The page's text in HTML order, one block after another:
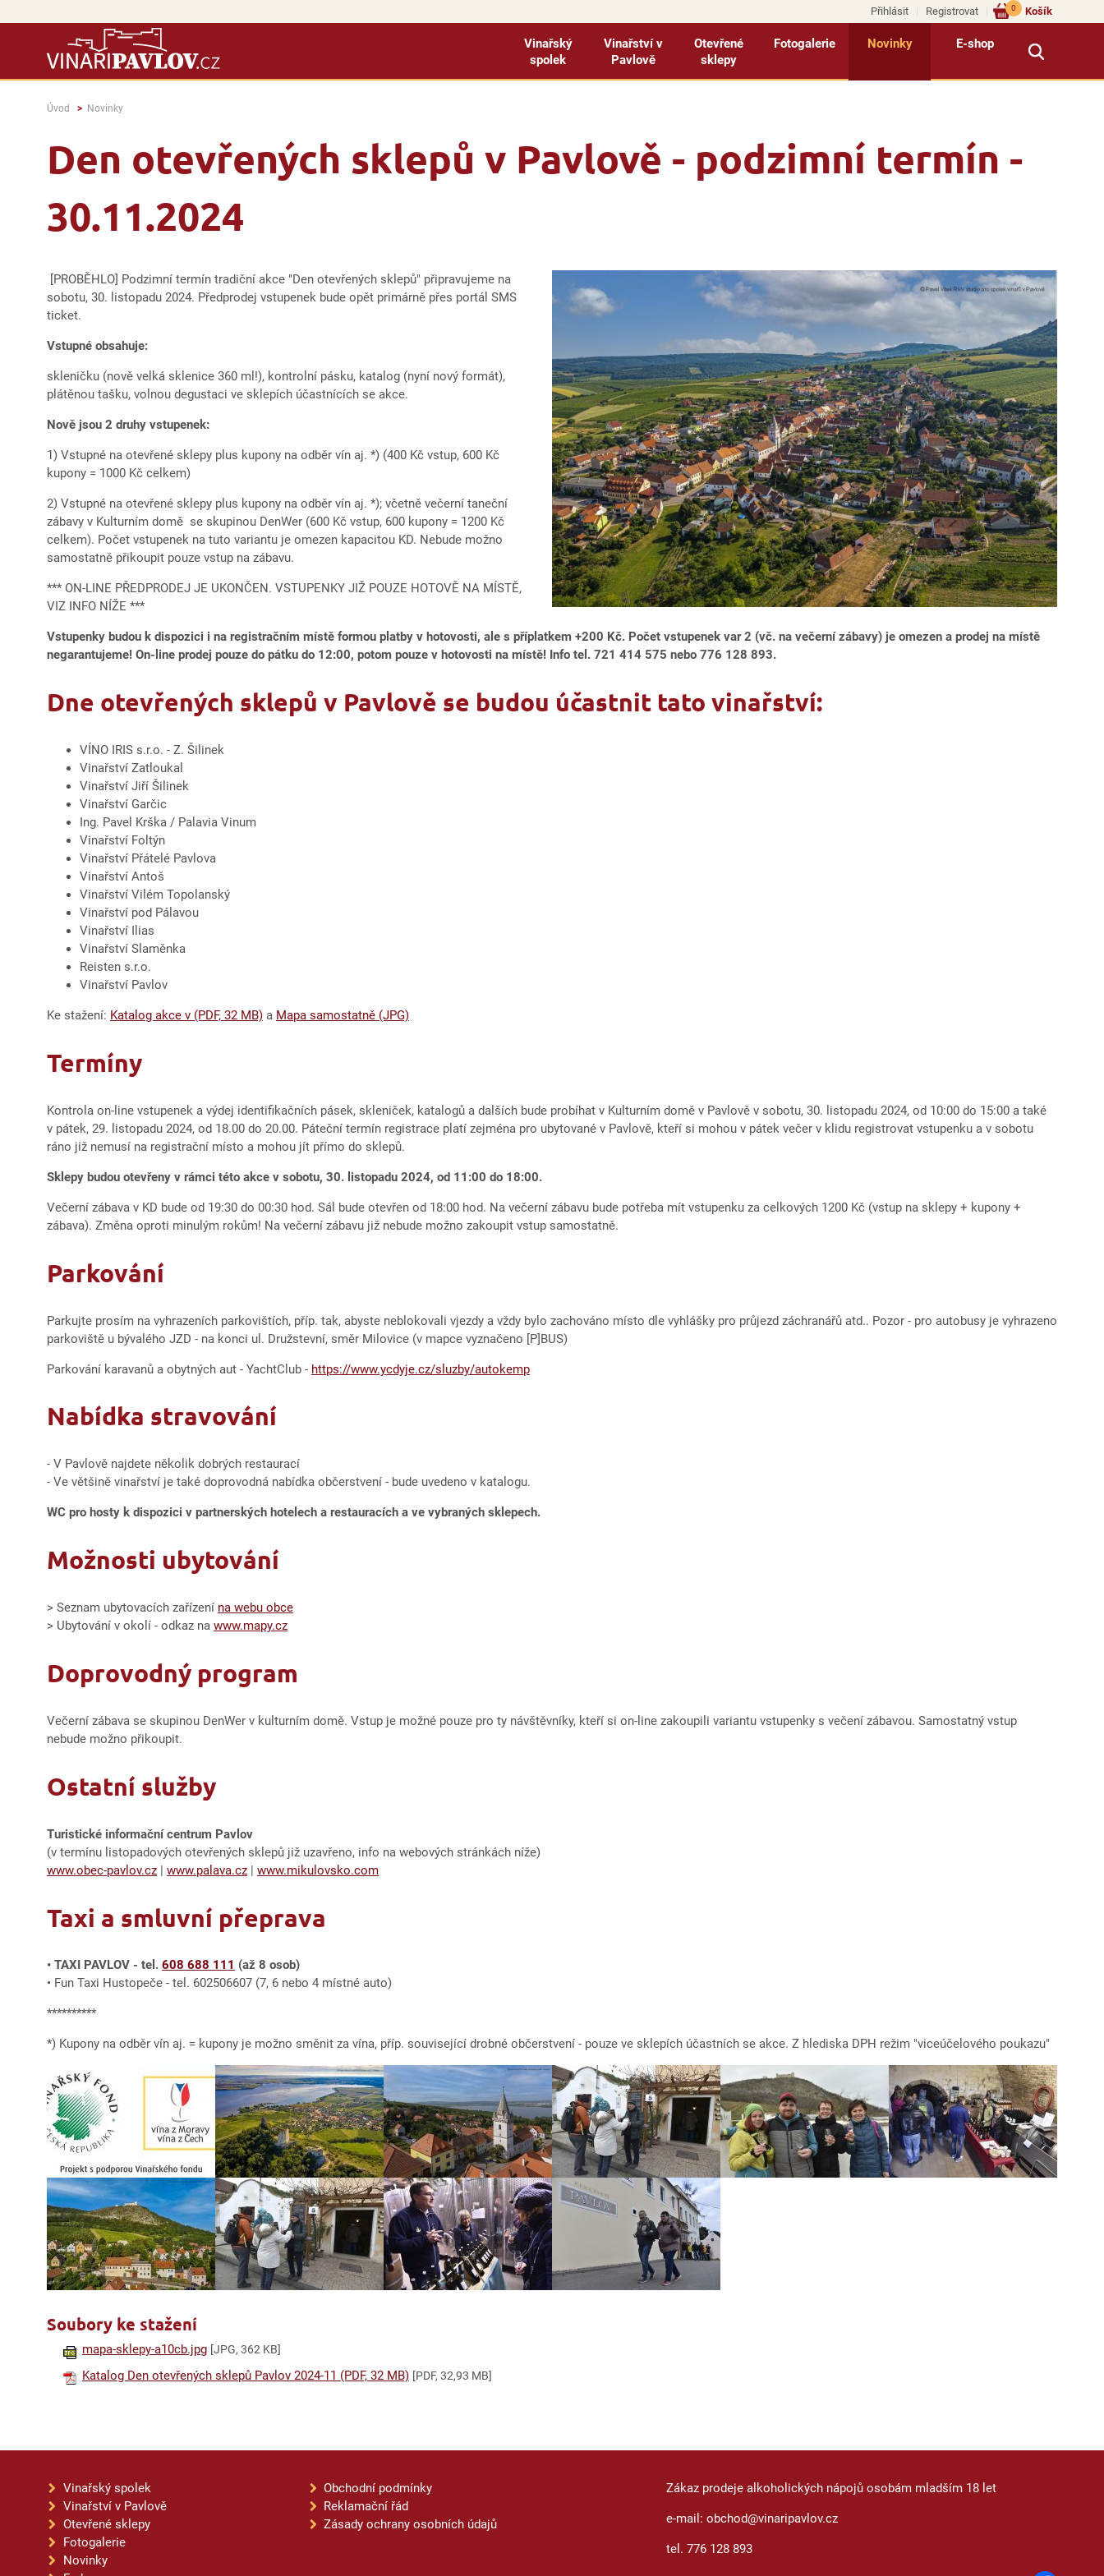
Přihlásit Registrovat Košík
0
Vinařský
spolek
Vinařství v
Pavlově
Otevřené
sklepy
Fotogalerie Novinky E-shop
Úvod Novinky
Den otevřených sklepů v Pavlově - podzimní termín -
30.11.2024
[PROBĚHLO] Podzimní termín tradiční akce "Den otevřených sklepů" připravujeme na
sobotu, 30. listopadu 2024. Předprodej vstupenek bude opět primárně přes portál SMS
ticket.
Vstupné obsahuje:
skleničku (nově velká sklenice 360 ml!), kontrolní pásku, katalog (nyní nový formát),
plátěnou tašku, volnou degustaci ve sklepích účastnících se akce.
Nově jsou 2 druhy vstupenek:
1) Vstupné na otevřené sklepy plus kupony na odběr vín aj. *) (400 Kč vstup, 600 Kč
kupony = 1000 Kč celkem)
2) Vstupné na otevřené sklepy plus kupony na odběr vín aj. *); včetně večerní taneční
zábavy v Kulturním domě se skupinou DenWer (600 Kč vstup, 600 kupony = 1200 Kč
celkem). Počet vstupenek na tuto variantu je omezen kapacitou KD. Nebude možno
samostatně přikoupit pouze vstup na zábavu.
*** ON-LINE PŘEDPRODEJ JE UKONČEN. VSTUPENKY JIŽ POUZE HOTOVĚ NA MÍSTĚ,
VIZ INFO NÍŽE ***
Vstupenky budou k dispozici i na registračním místě formou platby v hotovosti, ale s příplatkem +200 Kč. Počet vstupenek var 2 (vč. na večerní zábavy) je omezen a prodej na místě
negarantujeme! On-line prodej pouze do pátku do 12:00, potom pouze v hotovosti na místě! Info tel. 721 414 575 nebo 776 128 893.
Dne otevřených sklepů v Pavlově se budou účastnit tato vinařství:
VÍNO IRIS s.r.o. - Z. Šilinek
Vinařství Zatloukal
Vinařství Jiří Šilinek
Vinařství Garčic
Ing. Pavel Krška / Palavia Vinum
Vinařství Foltýn
Vinařství Přátelé Pavlova
Vinařství Antoš
Vinařství Vilém Topolanský
Vinařství pod Pálavou
Vinařství Ilias
Vinařství Slaměnka
Reisten s.r.o.
Vinařství Pavlov
Ke stažení: Katalog akce v (PDF, 32 MB) a Mapa samostatně (JPG)
Termíny
Kontrola on-line vstupenek a výdej identifikačních pásek, skleniček, katalogů a dalších bude probíhat v Kulturním domě v Pavlově v sobotu, 30. listopadu 2024, od 10:00 do 15:00 a také
v pátek, 29. listopadu 2024, od 18.00 do 20.00. Páteční termín registrace platí zejména pro ubytované v Pavlově, kteří si mohou v pátek večer v klidu registrovat vstupenku a v sobotu
ráno již nemusí na registrační místo a mohou jít přímo do sklepů.
Sklepy budou otevřeny v rámci této akce v sobotu, 30. listopadu 2024, od 11:00 do 18:00.
Večerní zábava v KD bude od 19:30 do 00:30 hod. Sál bude otevřen od 18:00 hod. Na večerní zábavu bude potřeba mít vstupenku za celkových 1200 Kč (vstup na sklepy + kupony +
zábava). Změna oproti minulým rokům! Na večerní zábavu již nebude možno zakoupit vstup samostatně.
Parkování
Parkujte prosím na vyhrazeních parkovištích, příp. tak, abyste neblokovali vjezdy a vždy bylo zachováno místo dle vyhlášky pro průjezd záchranářů atd.. Pozor - pro autobusy je vyhrazeno
parkoviště u bývalého JZD - na konci ul. Družstevní, směr Milovice (v mapce vyznačeno [P]BUS)
Parkování karavanů a obytných aut - YachtClub - https://www.ycdyje.cz/sluzby/autokemp
Nabídka stravování
- V Pavlově najdete několik dobrých restaurací
- Ve většině vinařství je také doprovodná nabídka občerstvení - bude uvedeno v katalogu.
WC pro hosty k dispozici v partnerských hotelech a restauracích a ve vybraných sklepech.
Možnosti ubytování
> Seznam ubytovacích zařízení na webu obce
> Ubytování v okolí - odkaz na www.mapy.cz
Doprovodný program
Večerní zábava se skupinou DenWer v kulturním domě. Vstup je možné pouze pro ty návštěvníky, kteří si on-line zakoupili variantu vstupenky s večení zábavou. Samostatný vstup
nebude možno přikoupit.
Ostatní služby
Turistické informační centrum Pavlov
(v termínu listopadových otevřených sklepů již uzavřeno, info na webových stránkách níže)
www.obec-pavlov.cz | www.palava.cz | www.mikulovsko.com
Taxi a smluvní přeprava
• TAXI PAVLOV - tel. 608 688 111 (až 8 osob)
• Fun Taxi Hustopeče - tel. 602506607 (7, 6 nebo 4 místné auto)
**********
*) Kupony na odběr vín aj. = kupony je možno směnit za vína, příp. související drobné občerstvení - pouze ve sklepích účastních se akce. Z hlediska DPH režim "viceúčelového poukazu"
Soubory ke stažení
mapa-sklepy-a10cb.jpg [JPG, 362 KB]
Katalog Den otevřených sklepů Pavlov 2024-11 (PDF, 32 MB) [PDF, 32,93 MB]
Vinařský spolek
Vinařství v Pavlově
Otevřené sklepy
Fotogalerie
Novinky
Obchodní podmínky
Reklamační řád
Zásady ochrany osobních údajů
Zákaz prodeje alkoholických nápojů osobám mladším 18 let
e-mail: obchod@vinaripavlov.cz
tel. 776 128 893